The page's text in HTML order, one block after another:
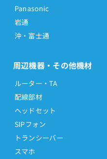
Panasonic
岩通
沖・富士通
周辺機器・その他機材
ルーター・TA
配線部材
ヘッドセット
SIPフォン
トランシーバー
スマホ